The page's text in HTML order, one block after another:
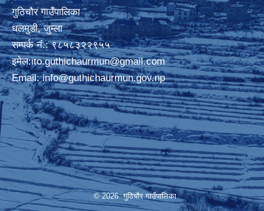
गुठिचौर गाउँपालिका
धलमुडी, जुम्ला
सम्पर्क नं.: ९८५८३२२९५५
इमेल:ito.guthichaurmun@gmail.com
Email:info@guthichaurmun.gov.np
© 2026 गुठिचौर गाउँपालिका